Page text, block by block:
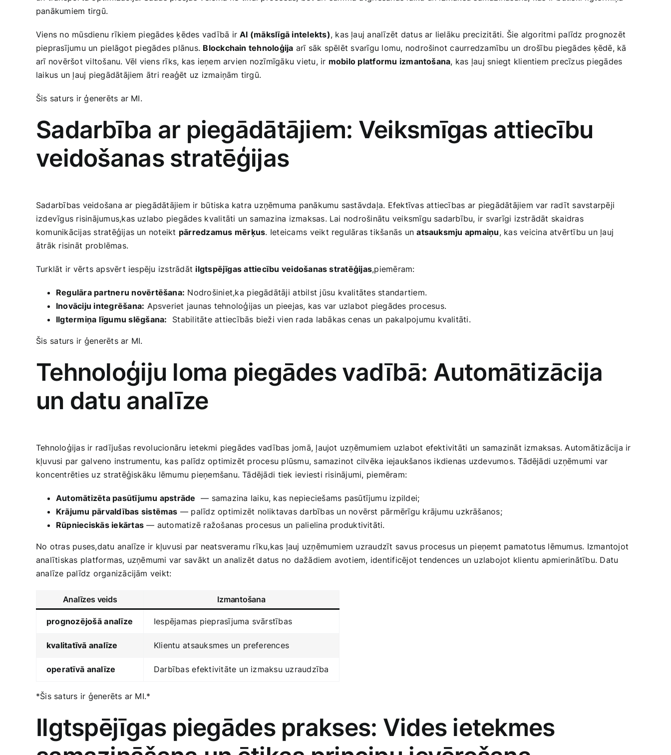
panākumiem tirgū.
Viens no mūsdienu rīkiem ⁢piegādes ķēdes vadībā irAI (mākslīgā intelekts), kas ļauj‌ analīzēt datus ar lielāku precizitāti. Šie algoritmi palīdz prognozēt
pieprasījumu un pielāgot⁤ piegādes plānus. Blockchain tehnoloģija arī sāk spēlēt svarīgu‍ lomu, nodrošinot caurredzamību ‍un drošību piegādes ķēdē, ‌kā
arī ‍novēršot viltošanu. ‍Vēl viens rīks, kas ieņem arvien nozīmīgāku‌ vietu, ir mobilo platformu izmantošana, kas ļauj sniegt klientiem precīzus piegādes
laikus un ļauj piegādātājiem ātri reaģēt uz izmaiņām tirgū.
Šis saturs ir ‌ģenerēts ar MI.
Sadarbība ar piegādātājiem: Veiksmīgas attiecību
veidošanas stratēģijas
Sadarbības veidošana ar piegādātājiem ir ⁢būtiska katra uzņēmuma panākumu sastāvdaļa. Efektīvas attiecības ar⁣ piegādātājiem var radīt savstarpēji
izdevīgus risinājumus,kas uzlabo piegādes⁢ kvalitāti un samazina izmaksas. Lai nodrošinātu veiksmīgu sadarbību, ir svarīgi ​izstrādāt skaidras⁣
komunikācijas stratēģijas un noteikt pārredzamus ⁤mērķus. Ieteicams ⁢veikt regulāras tikšanās unatsauksmju apmaiņu, kas veicina atvērtību‍ un ļauj
ātrāk risināt⁣ problēmas.
Turklāt ir vērts apsvērt iespēju izstrādāt ilgtspējīgas attiecību veidošanas stratēģijas,piemēram:
Regulāra partneru novērtēšana: Nodrošiniet,ka⁢ piegādātāji ⁣atbilst‍ jūsu kvalitātes standartiem.
Inovāciju integrēšana: Apsveriet ​jaunas tehnoloģijas un ⁤pieejas, kas var‌ uzlabot piegādes ​procesus.
Ilgtermiņa līgumu slēgšana: ⁢ Stabilitāte attiecībās bieži vien​ rada labākas cenas un pakalpojumu kvalitāti.
Šis ⁢saturs ⁢ir ģenerēts ar MI.
Tehnoloģiju loma piegādes vadībā: Automātizācija
un datu analīze
Tehnoloģijas ir radījušas ⁤revolucionāru ietekmi piegādes vadības jomā, ļaujot uzņēmumiem ‌uzlabot efektivitāti ⁣un samazināt ‍izmaksas. Automātizācija ir
kļuvusi par galveno‌ instrumentu,⁣ kas ⁣palīdz optimizēt procesu plūsmu, samazinot cilvēka iejaukšanos ikdienas uzdevumos. Tādējādi uzņēmumi ⁢var
koncentrēties uz ⁢stratēģiskāku lēmumu pieņemšanu. Tādējādi⁢ tiek ieviesti risinājumi, piemēram:
Automātizēta pasūtījumu apstrāde ‍ — samazina laiku, kas nepieciešams pasūtījumu izpildei;
Krājumu pārvaldības sistēmas — palīdz optimizēt noliktavas darbības un novērst pārmērīgu krājumu uzkrāšanos;
Rūpnieciskās iekārtas — automatizē ražošanas ‍procesus un palielina produktivitāti.
No otras puses,datu⁣ analīze ir kļuvusi par neatsveramu rīku,kas ļauj uzņēmumiem uzraudzīt savus procesus​ un pieņemt pamatotus lēmumus. Izmantojot
analītiskas platformas, uzņēmumi var savākt un analizēt datus no dažādiem avotiem, identificējot tendences un ​uzlabojot klientu apmierinātību.‍ Datu
analīze palīdz organizācijām veikt:
Analīzes veids Izmantošana
prognozējošā ⁤analīze Iespējamas pieprasījuma svārstības
kvalitatīvā analīze Klientu ⁢atsauksmes un preferences
operatīvā⁢ analīze Darbības⁣ efektivitāte ‌un izmaksu uzraudzība
*Šis saturs ir ģenerēts ar​ MI.*
Ilgtspējīgas piegādes prakses: Vides ietekmes